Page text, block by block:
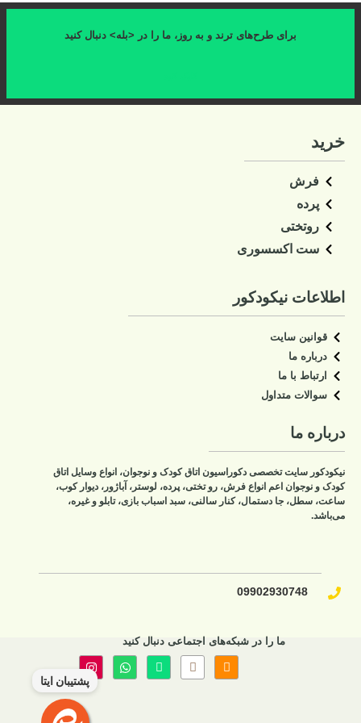
پشتیبان ایتا
برای طرح‌های ترند و به روز، ما را در <بله> دنبال کنید
خرید
فرش
پرده
روتختی
ست اکسسوری
اطلاعات نیکودکور
قوانین سایت
درباره ما
ارتباط با ما
سوالات متداول
درباره ما
نیکودکور سایت تخصصی دکوراسیون اتاق کودک و نوجوان، انواع وسایل اتاق
کودک و نوجوان اعم انواع فرش، رو تختی، پرده، لوستر، آباژور، دیوار کوب،
ساعت، سطل، جا دستمال، کنار سالنی، سبد اسباب بازی، تابلو و غیره،
می‌باشد.
09902930748​
ما را در شبکه‌های اجتماعی دنبال کنید